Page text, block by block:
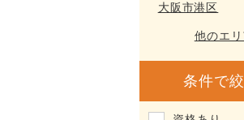
大阪市港区
他のエ
条件で